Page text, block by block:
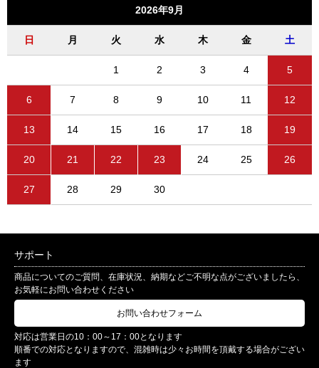
2026年9月
日 月 火 水 木 金 土
1 2 3 4 5
6 7 8 9 10 11 12
13 14 15 16 17 18 19
20 21 22 23 24 25 26
27 28 29 30
サポート
商品についてのご質問、在庫状況、納期などご不明な点がございましたら、
お気軽にお問い合わせください
お問い合わせフォーム
対応は営業日の10：00～17：00となります
順番での対応となりますので、混雑時は少々お時間を頂戴する場合がござい
ます